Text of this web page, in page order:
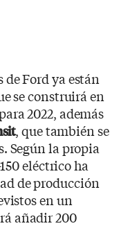
de Ford ya están
se construirá en
2022, además
, que también se
Según la propia
eléctrico ha
de producción
en un
añadir 200